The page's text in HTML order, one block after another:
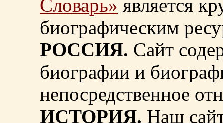
Словарь» является
биографическим
РОССИЯ. Сайт
биографии и
непосредственное
ИСТОРИЯ. Наш